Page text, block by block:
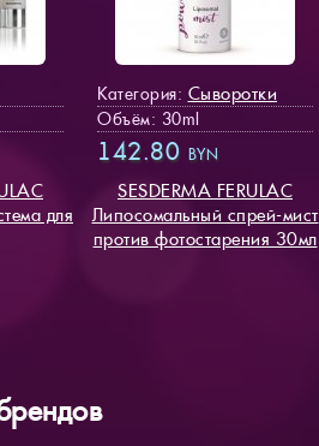
для
Категория: Сыворотки
Объём: 30ml
142.80 BYN
SESDERMA FERULAC
Липосомальный спрей-мист
против фотостарения 30мл